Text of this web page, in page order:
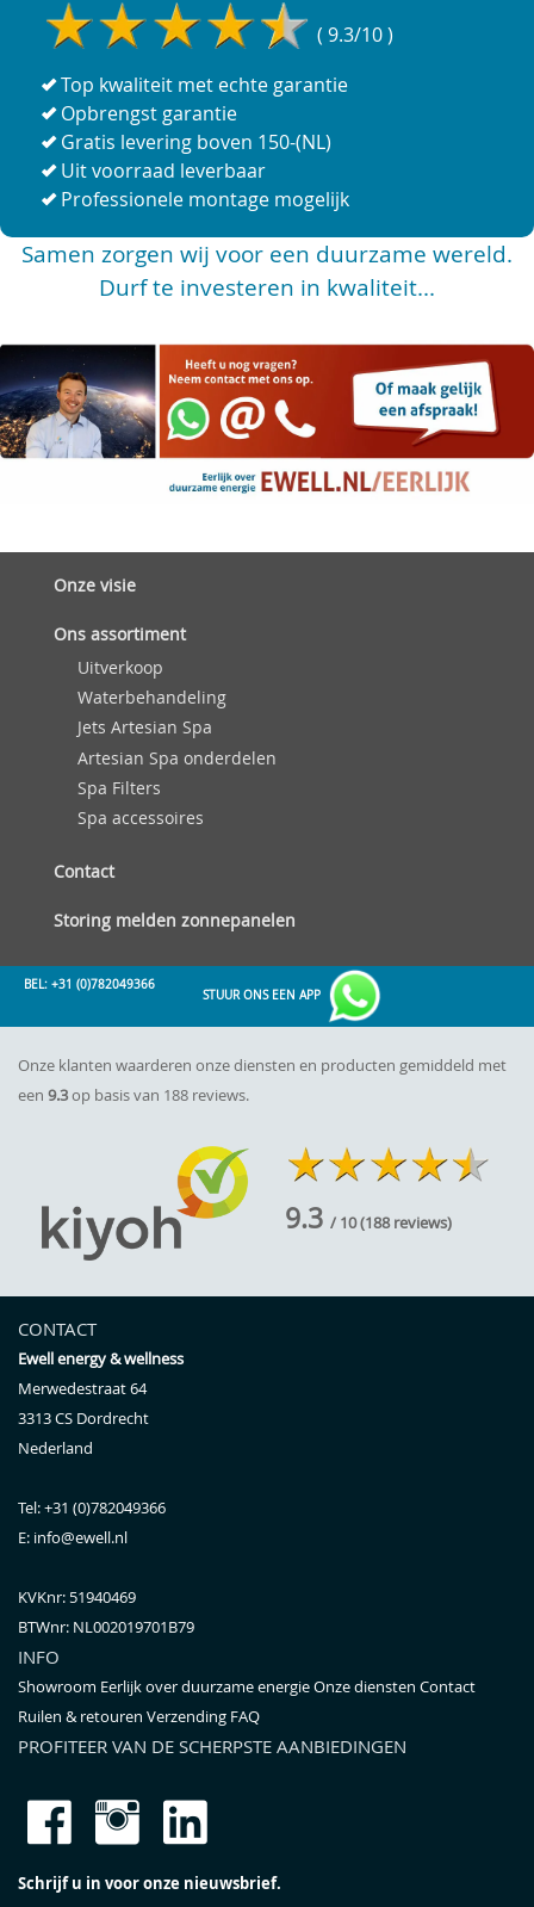
( 9.3/10 )
Top kwaliteit met echte garantie
Opbrengst garantie
Gratis levering boven 150-(NL)
Uit voorraad leverbaar
Professionele montage mogelijk
Samen zorgen wij voor een duurzame wereld.
Durf te investeren in kwaliteit...
Onze visie
Ons assortiment
Uitverkoop
Waterbehandeling
Jets Artesian Spa
Artesian Spa onderdelen
Spa Filters
Spa accessoires
Contact
Storing melden zonnepanelen
BEL: +31 (0)782049366
STUUR ONS EEN APP
Onze klanten waarderen onze diensten en producten gemiddeld met
een 9.3op basis van 188 reviews.
9.3 / 10(188reviews)
CONTACT
Ewell energy & wellness
Merwedestraat 64
3313 CS Dordrecht
Nederland
Tel:+31 (0)782049366
E: info@ewell.nl
KVKnr: 51940469
BTWnr: NL002019701B79
INFO
Showroom Eerlijk over duurzame energieOnze diensten Contact
Ruilen & retouren Verzending FAQ
PROFITEER VAN DE SCHERPSTE AANBIEDINGEN
Schrijf u in voor onze nieuwsbrief.